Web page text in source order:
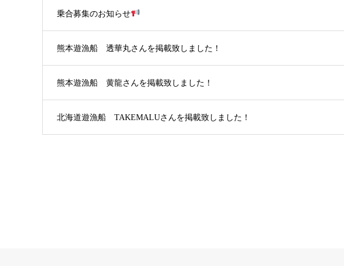
乗合募集のお知らせ
熊本遊漁船 透華丸さんを掲載致しました！
熊本遊漁船 黄龍さんを掲載致しました！
北海道遊漁船 TAKEMALUさんを掲載致しました！